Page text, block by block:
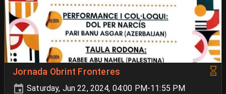
Jornada Obrint Fronteres
Saturday, Jun 22, 2024, 04:00 PM-11:55 PM